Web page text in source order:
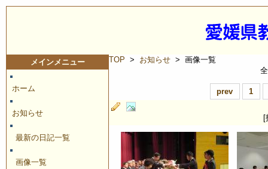
メインメニュー
ホーム
お知らせ
最新の日記一覧
画像一覧
TOP > お知らせ > 画像一覧
全
prev 1
[